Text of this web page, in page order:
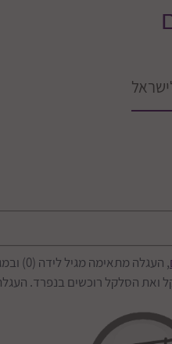
,
הסלקל רוכשים בנפרד. העגלה